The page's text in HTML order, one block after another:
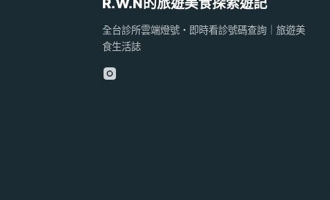
R.W.N的旅遊美食探索遊記
全台診所雲端燈號・即時看診號碼查詢｜旅遊美
食生活誌